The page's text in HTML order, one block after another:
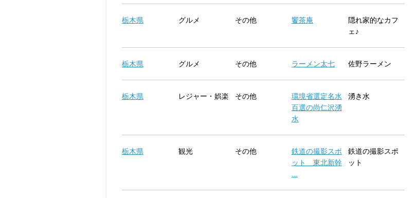
栃木県 グルメ その他 饗茶庵
隠れ家的なカフ
ェ♪
栃木県 グルメ その他 ラーメン太七 佐野ラーメン
栃木県 レジャー・娯楽 その他
環境省選定名水
百選の尚仁沢湧
水
湧き水
栃木県 観光 その他
鉄道の撮影スポ
ット 東北新幹
鉄道の撮影スポ
ット